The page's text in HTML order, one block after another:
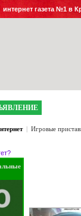
интернет газета №1 в
| Игровые